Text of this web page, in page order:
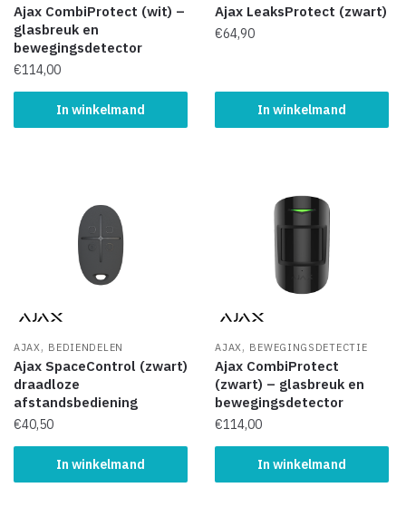
Ajax CombiProtect (wit) –
glasbreuk en
bewegingsdetector
€114,00
In winkelmand
Ajax LeaksProtect (zwart)
€64,90
In winkelmand
AJAX, BEDIENDELEN
Ajax SpaceControl (zwart)
draadloze
afstandsbediening
€40,50
In winkelmand
AJAX, BEWEGINGSDETECTIE
Ajax CombiProtect
(zwart) – glasbreuk en
bewegingsdetector
€114,00
In winkelmand